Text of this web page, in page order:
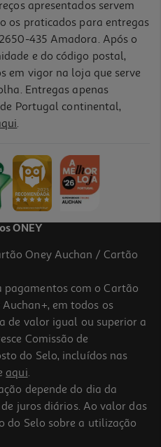
apresentados servem
os praticados para entregas
435 Amadora. Após o
e do código postal,
em vigor na loja que serve
Entregas apenas
Portugal continental,
.
ONEY
Oney Auchan / Cartão
pagamentos com o Cartão
em todos os
de valor igual ou superior a
Comissão de
do Selo, incluídos nas
aqui.
depende do dia da
juros diários. Ao valor das
do Selo sobre a utilização